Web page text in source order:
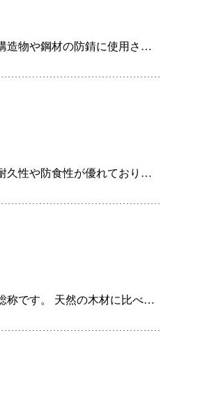
鉛丹錆止めペイントは、鉛を主成分とした顔料（鉛丹）を含む防錆塗料で、 特に金属構造物や鋼材の防錆に使用されます。 この塗料は、高い耐久性と優れた防錆効果を持ち、 金属の酸化や腐食を抑えることがで…
鉛丹は、鉛を主成分とする赤色の顔料で、主に塗料や防錆塗料などに使用されます。 耐久性や防食性が優れており、 特に金属の保護を目的として用いられることが多いです。 鉛丹は、特に鉄鋼構造物や機械設備…
エンジニアリング・ウッドとは、 木材を加工して高い強度や耐久性を持たせた製品の総称です。 天然の木材に比べて、均一な品質や優れた機械的特性を持つことが特徴です。 これらは、接着剤や圧縮などの技術…